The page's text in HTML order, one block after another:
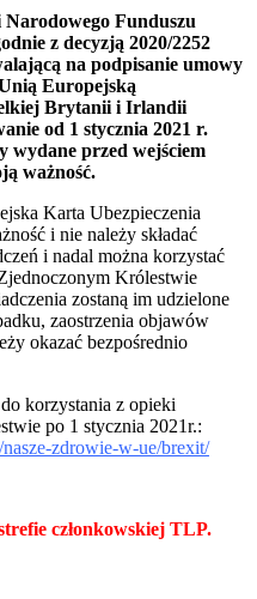
Funduszu
z decyzją 2020/2252
na podpisanie umowy
Europejską
Brytanii i Irlandii
od 1 stycznia 2021 r.
wydane przed wejściem
ważność.
Karta Ubezpieczenia
i nie należy składać
i nadal można korzystać
Królestwie
zostaną im udzielone
zaostrzenia objawów
okazać bezpośrednio
korzystania z opieki
po 1 stycznia 2021r.:
zdrowie-w-ue/brexit/
członkowskiej TLP.